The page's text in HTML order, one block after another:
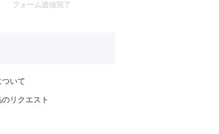
フォーム送信完了
いて
リクエスト